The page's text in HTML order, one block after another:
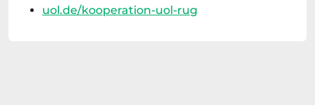
uol.de/kooperation-uol-rug